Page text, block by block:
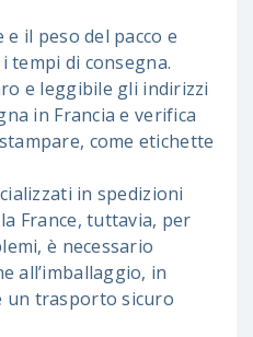
il peso del pacco e
tempi di consegna.
e leggibile gli indirizzi
in Francia e verifica
come etichette
in spedizioni
France, tuttavia, per
è necessario
all’imballaggio, in
un trasporto sicuro